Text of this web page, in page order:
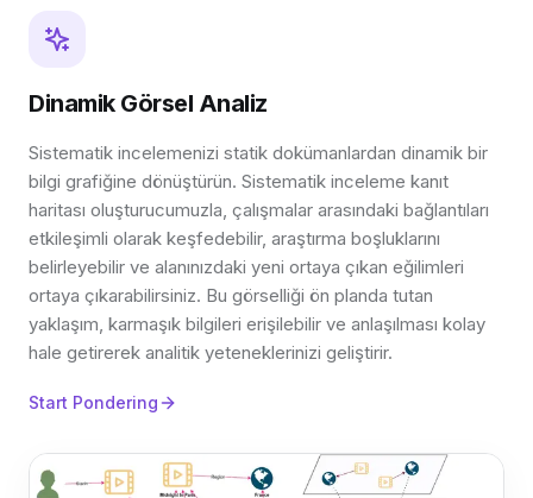
Dinamik Görsel Analiz
Sistematik incelemenizi statik dokümanlardan dinamik bir
bilgi grafiğine dönüştürün. Sistematik inceleme kanıt
haritası oluşturucumuzla, çalışmalar arasındaki bağlantıları
etkileşimli olarak keşfedebilir, araştırma boşluklarını
belirleyebilir ve alanınızdaki yeni ortaya çıkan eğilimleri
ortaya çıkarabilirsiniz. Bu görselliği ön planda tutan
yaklaşım, karmaşık bilgileri erişilebilir ve anlaşılması kolay
hale getirerek analitik yeteneklerinizi geliştirir.
Start Pondering